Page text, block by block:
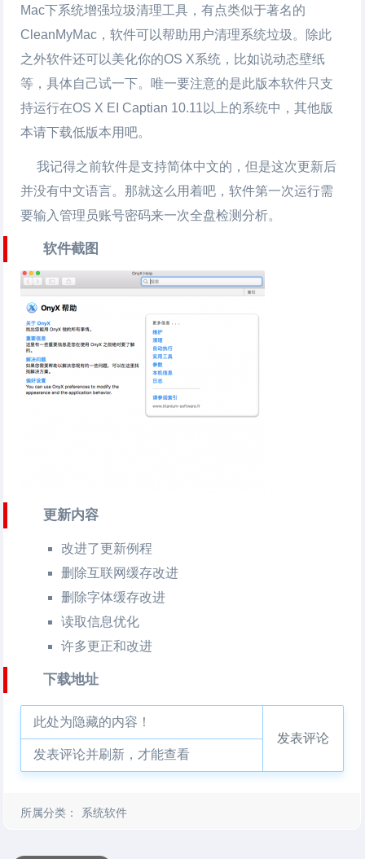
Mac下系统增强垃圾清理工具，有点类似于著名的
CleanMyMac，软件可以帮助用户清理系统垃圾。除此
之外软件还可以美化你的OS X系统，比如说动态壁纸
等，具体自己试一下。唯一要注意的是此版本软件只支
持运行在OS X EI Captian 10.11以上的系统中，其他版
本请下载低版本用吧。
我记得之前软件是支持简体中文的，但是这次更新后
并没有中文语言。那就这么用着吧，软件第一次运行需
要输入管理员账号密码来一次全盘检测分析。
软件截图
更新内容
改进了更新例程
删除互联网缓存改进
删除字体缓存改进
读取信息优化
许多更正和改进
下载地址
此处为隐藏的内容！
发表评论并刷新，才能查看
发表评论
所属分类： 系统软件